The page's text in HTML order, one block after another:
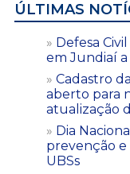
ÚLTIMAS
Defesa
em Jundiaí
Cadastro
aberto para
atualização
Dia
prevenção e
UBSs